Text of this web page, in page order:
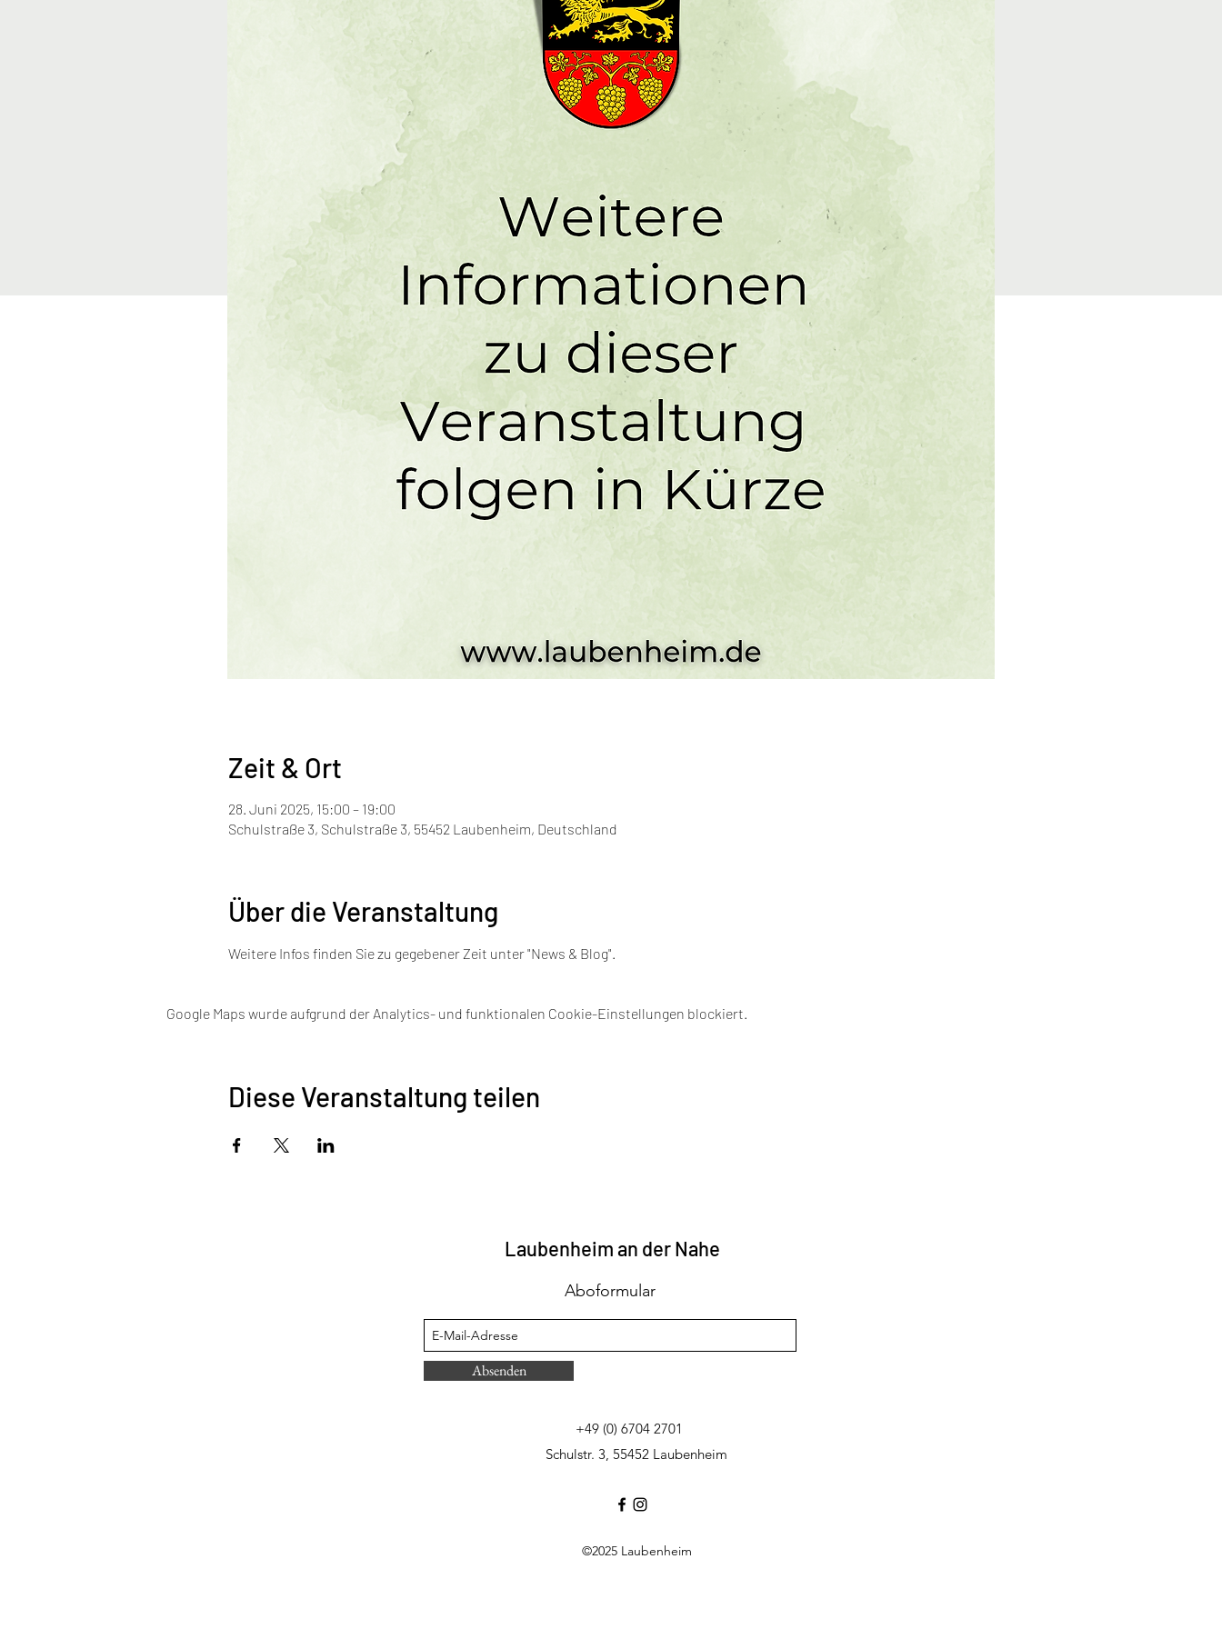
Zeit & Ort
28. Juni 2025, 15:00 – 19:00
Schulstraße 3, Schulstraße 3, 55452 Laubenheim, Deutschland
Über die Veranstaltung
Weitere Infos finden Sie zu gegebener Zeit unter "News & Blog".
Google Maps wurde aufgrund der Analytics- und funktionalen Cookie-Einstellungen blockiert.
Diese Veranstaltung teilen
Laubenheim an der Nahe
Aboformular
Absenden
+49 (0) 6704 2701
Schulstr. 3, 55452 Laubenheim
©2025 Laubenheim